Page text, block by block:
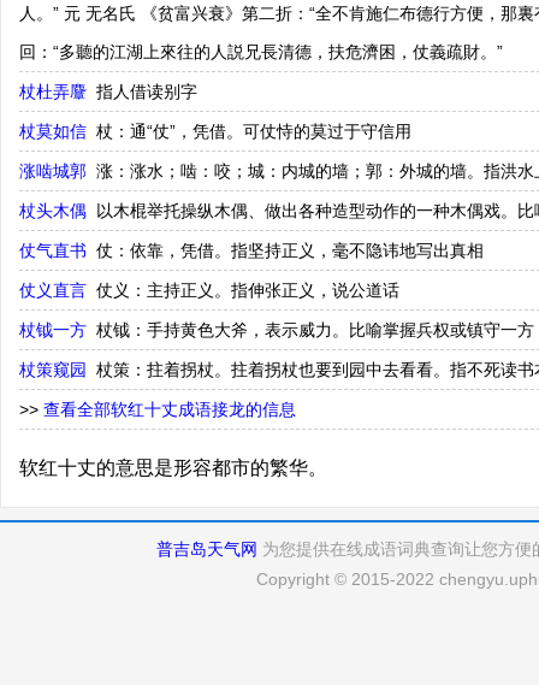
人。” 元 无名氏 《贫富兴衰》第二折：“全不肯施仁布德行方便，那
回：“多聽的江湖上來往的人説兄長清德，扶危濟困，仗義疏財。”
杖杜弄麞 指人借读别字
杖莫如信 杖：通“仗”，凭借。可仗恃的莫过于守信用
涨啮城郭 涨：涨水；啮：咬；城：内城的墙；郭：外城的墙。指洪
杖头木偶 以木棍举托操纵木偶、做出各种造型动作的一种木偶戏。
仗气直书 仗：依靠，凭借。指坚持正义，毫不隐讳地写出真相
仗义直言 仗义：主持正义。指伸张正义，说公道话
杖钺一方 杖钺：手持黄色大斧，表示威力。比喻掌握兵权或镇守一方
杖策窥园 杖策：拄着拐杖。拄着拐杖也要到园中去看看。指不死读
>> 查看全部软红十丈成语接龙的信息
软红十丈的意思是形容都市的繁华。
普吉岛天气网 为您提供在线成语词典查询让您方
Copyright © 2015-2022